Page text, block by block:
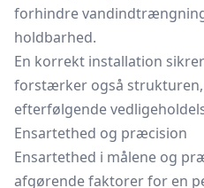
forhindre
holdbarhed.
En korrekt installation
forstærker også
efterfølgende
Ensartethed og præcision
Ensartethed i målene og
afgørende faktorer for en